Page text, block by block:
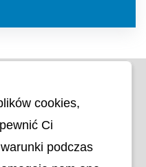
cookies,
Ci
podczas